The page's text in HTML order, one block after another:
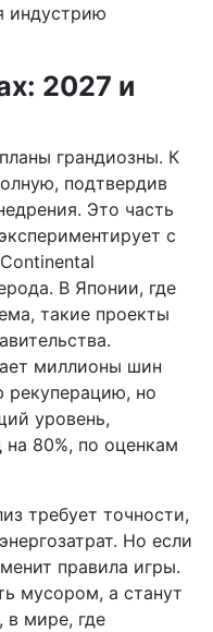
индустрию
2027 и
грандиозны. К
подтвердив
Это часть
с
В Японии, где
такие проекты
миллионы шин
рекуперацию, но
уровень,
80%, по оценкам
требует точности,
Но если
правила игры.
мусором, а станут
в мире, где